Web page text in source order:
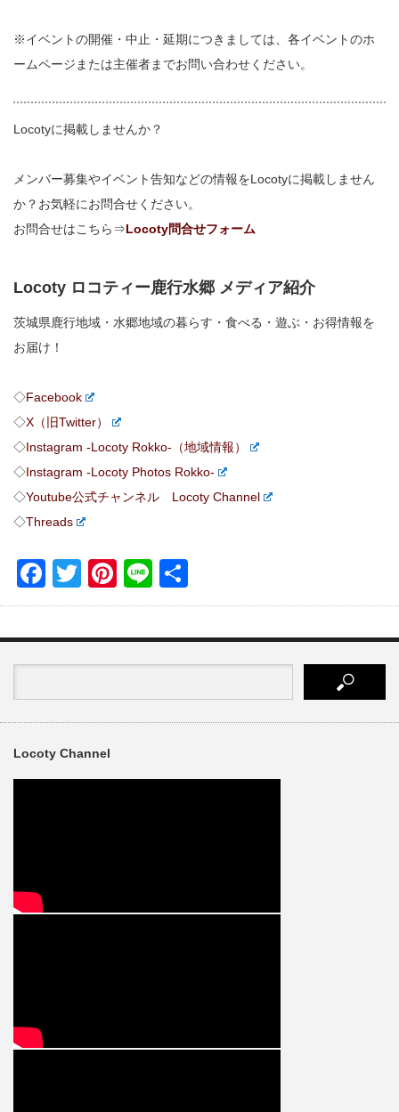
※イベントの開催・中止・延期につきましては、各イベントのホ
ームページまたは主催者までお問い合わせください。
Locotyに掲載しませんか？
メンバー募集やイベント告知などの情報をLocotyに掲載しません
か？お気軽にお問合せください。
お問合せはこちら⇒Locoty問合せフォーム
Locoty ロコティー鹿行水郷 メディア紹介
茨城県鹿行地域・水郷地域の暮らす・食べる・遊ぶ・お得情報を
お届け！
◇Facebook
◇X（旧Twitter）
◇Instagram -Locoty Rokko-（地域情報）
◇Instagram -Locoty Photos Rokko-
◇Youtube公式チャンネル Locoty Channel
◇Threads
Facebook
TwitterPinterest
Line
有
Locoty Channel